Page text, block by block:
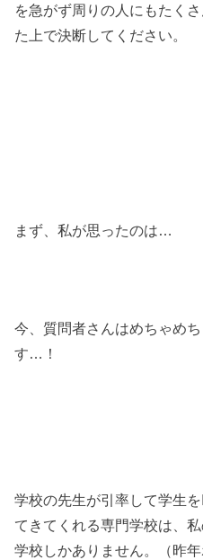
を急がず周りの人にもたく
た上で決断してください。
まず、私が思ったのは…
今、質問者さんはめちゃめ
す…！
学校の先生が引率して学生
てきてくれる専門学校は、
学校しかありません。（昨